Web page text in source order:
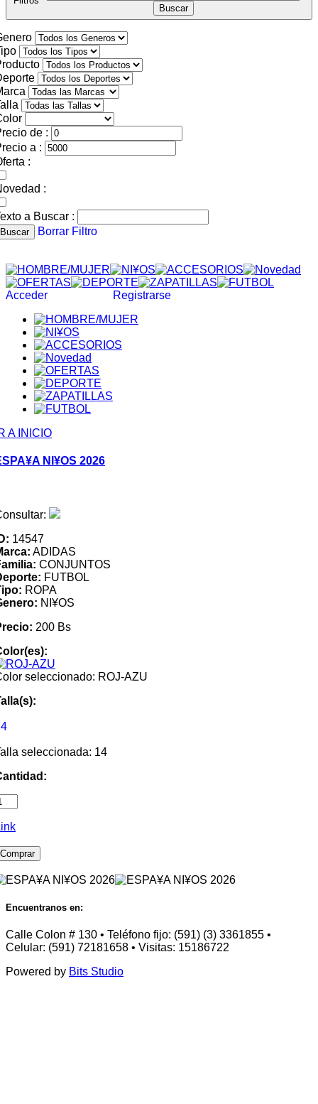
de :
a :
:
:
a Buscar :
Buscar Borrar Filtro
Acceder Registrarse
A INICIO
NI¥OS 2026
14547
ADIDAS
CONJUNTOS
FUTBOL
ROPA
NI¥OS
200 Bs
seleccionado: ROJ-AZU
seleccionada: 14
Comprar
Encuentranos en:
Calle Colon # 130 • Teléfono fijo: (591) (3) 3361855 •
Celular: (591) 72181658 • Visitas: 15186722
Powered by Bits Studio